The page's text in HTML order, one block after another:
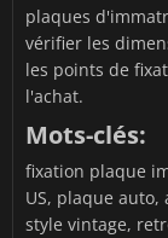
plaques
vérifier les
les points de
l'achat.
Mots-clés:
fixation plaque
US, plaque
style vintage,